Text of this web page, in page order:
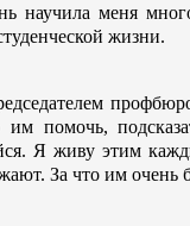
научила меня
жизни.
помочь,
Я живу этим
За что им очень